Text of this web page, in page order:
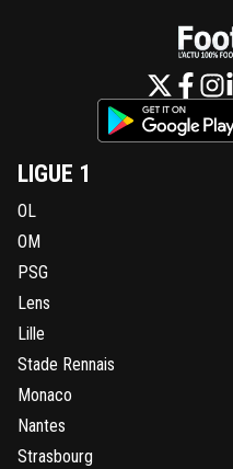
LIGUE 1
OL
OM
PSG
Lens
Lille
Stade Rennais
Monaco
Nantes
Strasbourg